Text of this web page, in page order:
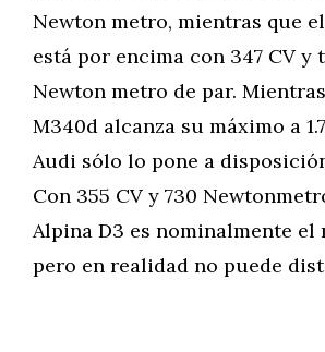
Newton metro, mientras que
está por encima con 347 CV y
Newton metro de par.
M340d alcanza su máximo a
Audi sólo lo pone a
Con 355 CV y 730
Alpina D3 es nominalmente el
pero en realidad no puede